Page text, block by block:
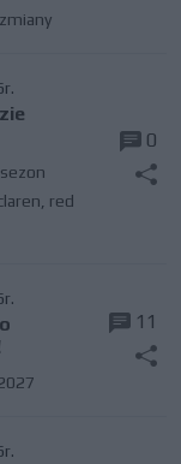
zmiany
sezon
red
0
11